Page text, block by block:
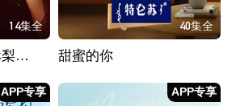
14集全
不能恋爱的秘密 酥梨夫妇高甜版
40集全
甜蜜的你
APP专享 APP专享